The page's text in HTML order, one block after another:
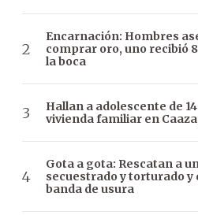
Encarnación: Hombres
comprar oro, uno recibió
la boca
Hallan a adolescente de
vivienda familiar en
Gota a gota: Rescatan a
secuestrado y torturado
banda de usura